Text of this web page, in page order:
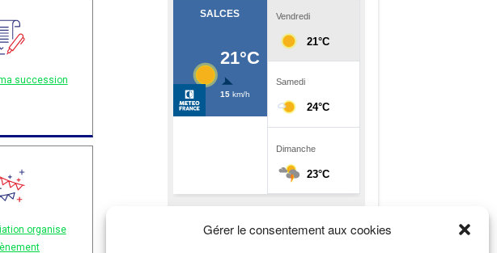
Gérer le consentement aux cookies
succession
organise
Rechercher